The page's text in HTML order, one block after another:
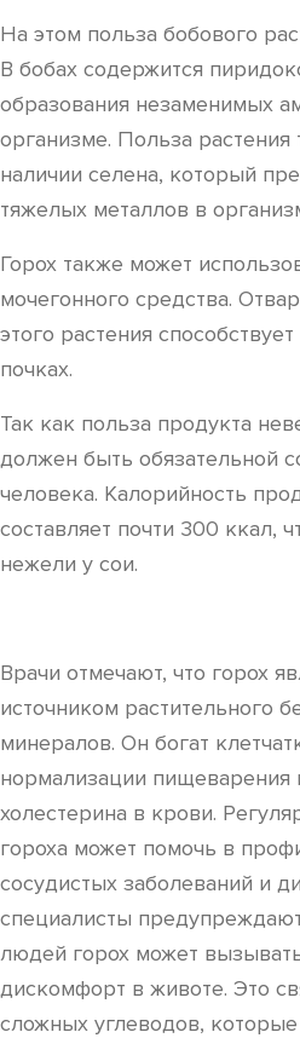
На этом польза бобового
В бобах содержится
образования незаменимых
организме. Польза растения
наличии селена, который
тяжелых металлов в
Горох также может
мочегонного средства.
этого растения
почках.
Так как польза продукта
должен быть обязательной
человека. Калорийность
составляет почти 300 ккал,
нежели у сои.
Врачи отмечают, что горох
источником растительного
минералов. Он богат
нормализации
холестерина в крови.
гороха может помочь в
сосудистых заболеваний и
специалисты
людей горох может
дискомфорт в животе. Это
сложных углеводов,